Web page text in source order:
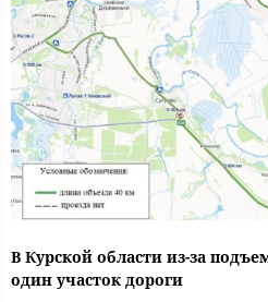
В Курской области из-за
один участок дороги